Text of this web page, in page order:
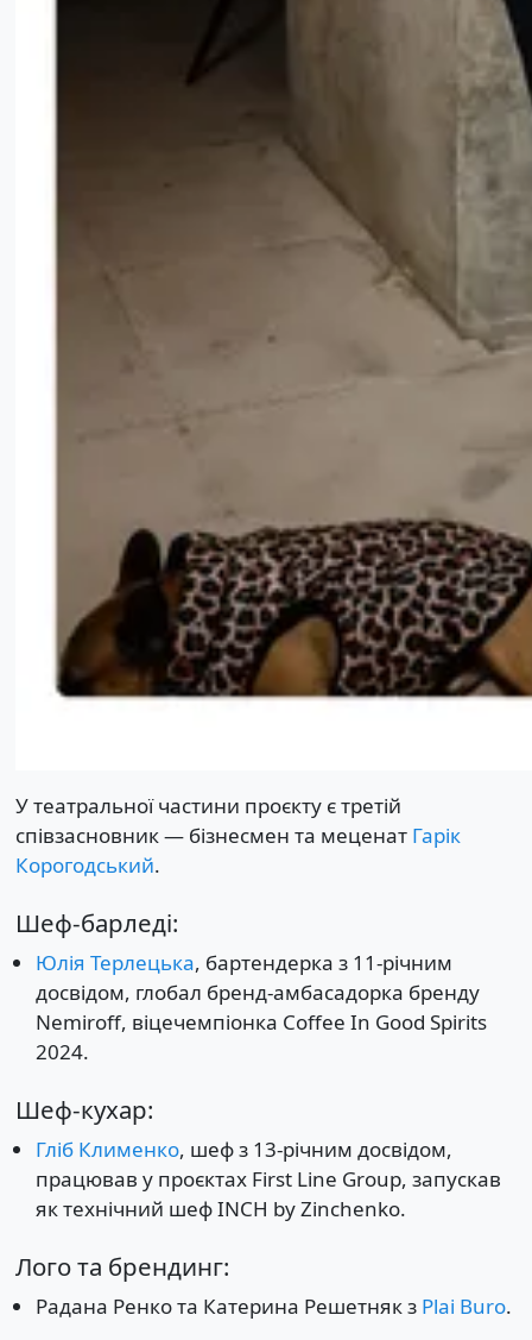
У театральної частини проєкту є третій
співзасновник — бізнесмен та меценат Гарік
Корогодський.
Шеф-барледі:
Юлія Терлецька, бартендерка з 11-річним
досвідом, глобал бренд-амбасадорка бренду
Nemiroff, віцечемпіонка Coffee In Good Spirits
2024.
Шеф-кухар:
Гліб Клименко, шеф з 13-річним досвідом,
працював у проєктах First Line Group, запускав
як технічний шеф INCH by Zinchenko.
Лого та брендинг:
Радана Ренко та Катерина Решетняк з Plai Buro.